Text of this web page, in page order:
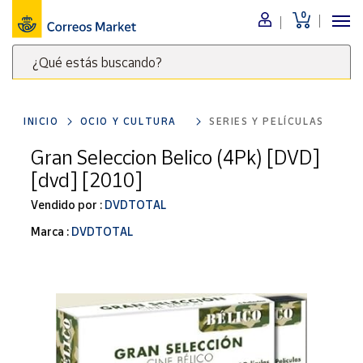
0
¿Qué estás buscando?
clave
para
buscar
productos
Correos
Menú
Nuestro
catálogo
Alimentación
Bebidas
Ocio y cultura
Juguetes y
Merchandising
y regalos
Tienda de
INICIO OCIO Y CULTURA SERIES Y PELÍCULAS
Gran Seleccion Belico (4Pk) [DVD]
[dvd] [2010]
Vendido por : DVDTOTAL
Marca : DVDTOTAL